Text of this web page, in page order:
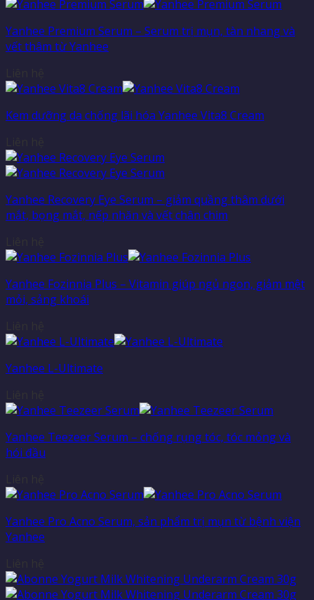
Yanhee Premium Serum – Serum trị mụn, tàn nhang và
vết thâm từ Yanhee
Kem dưỡng da chống lãi hóa Yanhee Vita8 Cream
Yanhee Recovery Eye Serum – giảm quầng thâm dưới
mắt, bọng mắt, nếp nhăn và vết chân chim
Yanhee Fozinnia Plus – Vitamin giúp ngủ ngon, giảm mệt
mỏi, sảng khoái
Yanhee L-Ultimate
Yanhee Teezeer Serum – chống rụng tóc, tóc mỏng và
hói đầu
Yanhee Pro Acno Serum, sản phẩm trị mụn từ bệnh viện
Yanhee